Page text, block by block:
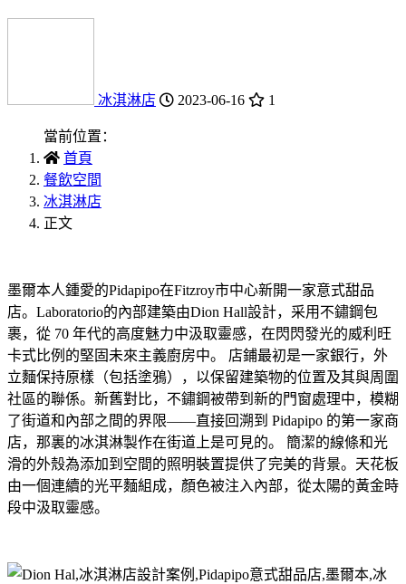
冰淇淋店 2023-06-16 1
當前位置：
首頁
餐飲空間
冰淇淋店
正文
墨爾本人鍾愛的Pidapipo在Fitzroy市中心新開一家意式甜品
店。Laboratorio的內部建築由Dion Hall設計，采用不鏽鋼包
裹，從 70 年代的高度魅力中汲取靈感，在閃閃發光的威利旺
卡式比例的堅固未來主義廚房中。 店鋪最初是一家銀行，外
立麵保持原樣（包括塗鴉），以保留建築物的位置及其與周圍
社區的聯係。新舊對比，不鏽鋼被帶到新的門窗處理中，模糊
了街道和內部之間的界限——直接回溯到 Pidapipo 的第一家商
店，那裏的冰淇淋製作在街道上是可見的。 簡潔的線條和光
滑的外殼為添加到空間的照明裝置提供了完美的背景。天花板
由一個連續的光平麵組成，顏色被注入內部，從太陽的黃金時
段中汲取靈感。